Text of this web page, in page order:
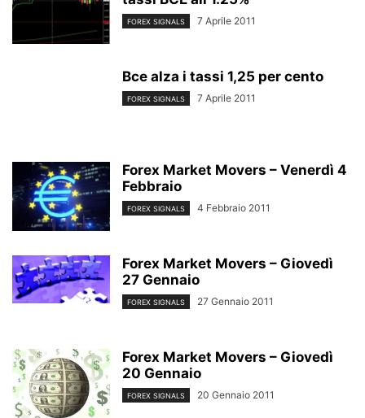
FOREX SIGNALS 7 Aprile 2011
Bce alza i tassi 1,25 per cento
FOREX SIGNALS 7 Aprile 2011
Forex Market Movers – Venerdì 4
Febbraio
FOREX SIGNALS 4 Febbraio 2011
Forex Market Movers – Giovedì
27 Gennaio
FOREX SIGNALS 27 Gennaio 2011
Forex Market Movers – Giovedì
20 Gennaio
FOREX SIGNALS 20 Gennaio 2011